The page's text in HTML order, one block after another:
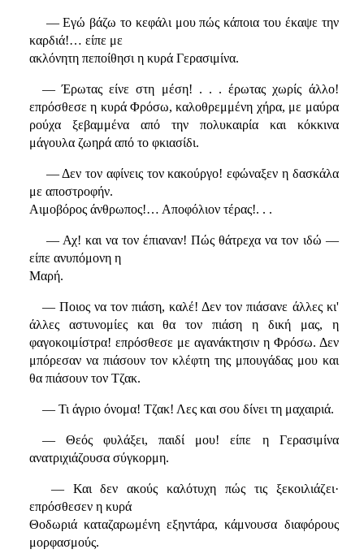
— Εγώ βάζω το κεφάλι μου πώς κάποια του έκαψε την
καρδιά!… είπε με
ακλόνητη πεποίθησι η κυρά Γερασιμίνα.
— Έρωτας είνε στη μέση! . . . έρωτας χωρίς άλλο!
επρόσθεσε η κυρά Φρόσω, καλοθρεμμένη χήρα, με μαύρα
ρούχα ξεβαμμένα από την πολυκαιρία και κόκκινα
μάγουλα ζωηρά από το φκιασίδι.
— Δεν τον αφίνεις τον κακούργο! εφώναξεν η δασκάλα
με αποστροφήν.
Αιμοβόρος άνθρωπος!… Αποφόλιον τέρας!. . .
— Αχ! και να τον έπιαναν! Πώς θάτρεχα να τον ιδώ —
είπε ανυπόμονη η
Μαρή.
— Ποιος να τον πιάση, καλέ! Δεν τον πιάσανε άλλες κι'
άλλες αστυνομίες και θα τον πιάση η δική μας, η
φαγοκοιμίστρα! επρόσθεσε με αγανάκτησιν η Φρόσω. Δεν
μπόρεσαν να πιάσουν τον κλέφτη της μπουγάδας μου και
θα πιάσουν τον Τζακ.
— Τι άγριο όνομα! Τζακ! Λες και σου δίνει τη μαχαιριά.
— Θεός φυλάξει, παιδί μου! είπε η Γερασιμίνα
ανατριχιάζουσα σύγκορμη.
— Και δεν ακούς καλότυχη πώς τις ξεκοιλιάζει·
επρόσθεσεν η κυρά
Θοδωριά καταζαρωμένη εξηντάρα, κάμνουσα διαφόρους
μορφασμούς.